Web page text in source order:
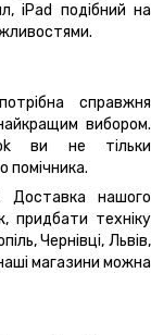
iPad подібний на
справжня
вибором.
ви не тільки
помічника.
нашого
придбати техніку
Чернівці, Львів,
магазини можна